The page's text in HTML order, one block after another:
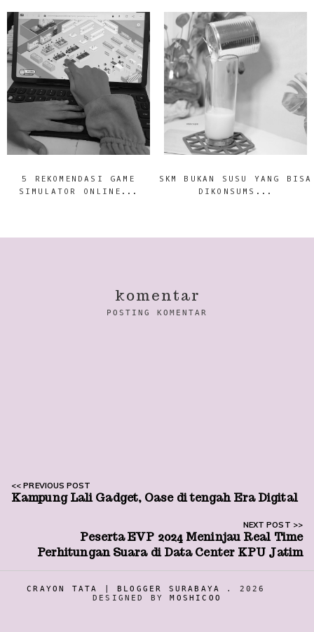
5 REKOMENDASI GAME
SIMULATOR ONLINE...
SKM BUKAN SUSU YANG BISA
DIKONSUMS...
komentar
POSTING KOMENTAR
Kampung Lali Gadget, Oase di tengah Era Digital
Peserta EVP 2024 Meninjau Real Time
Perhitungan Suara di Data Center KPU Jatim
CRAYON TATA | BLOGGER SURABAYA . 2026
DESIGNED BYMOSHICOO